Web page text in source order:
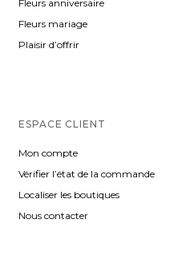
Fleurs anniversaire
Fleurs mariage
Plaisir d’offrir
ESPACE CLIENT
Mon compte
Vérifier l’état de la commande
Localiser les boutiques
Nous contacter